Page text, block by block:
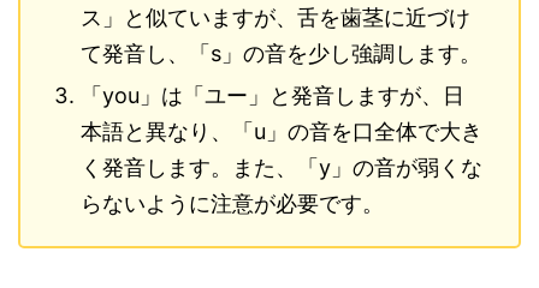
ス」と似ていますが、舌を歯茎に近づけ
て発音し、「s」の音を少し強調します。
「you」は「ユー」と発音しますが、日
本語と異なり、「u」の音を口全体で大き
く発音します。また、「y」の音が弱くな
らないように注意が必要です。